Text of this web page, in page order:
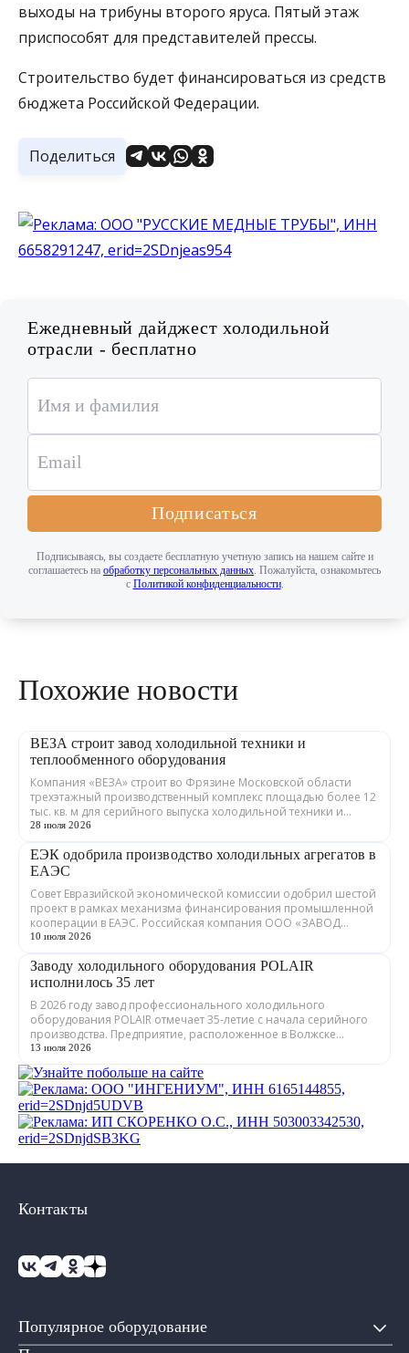
выходы на трибуны второго яруса. Пятый этаж
приспособят для представителей прессы.
Строительство будет финансироваться из средств
бюджета Российской Федерации.
Поделиться
Ежедневный дайджест холодильной
отрасли - бесплатно
Подписаться
Подписываясь, вы создаете бесплатную учетную запись на нашем сайте и
соглашаетесь на обработку персональных данных . Пожалуйста, ознакомьтесь
с Политикой конфиденциальности.
Похожие новости
ВЕЗА строит завод холодильной техники и
теплообменного оборудования
Компания «ВЕЗА» строит во Фрязине Московской области
трехэтажный производственный комплекс площадью более 12
тыс. кв. м для серийного выпуска холодильной техники и
теплообменного оборудования. ...
28 июля 2026
ЕЭК одобрила производство холодильных агрегатов в
ЕАЭС
Совет Евразийской экономической комиссии одобрил шестой
проект в рамках механизма финансирования промышленной
кооперации в ЕАЭС. Российская компания ООО «ЗАВОД
ГРАДИЕНТ» совместно с предприятия...
10 июля 2026
Заводу холодильного оборудования POLAIR
исполнилось 35 лет
В 2026 году завод профессионального холодильного
оборудования POLAIR отмечает 35-летие с начала серийного
производства. Предприятие, расположенное в Волжске
Республики Марий Эл, выпускает обору...
13 июля 2026
Популярное оборудование
Контакты